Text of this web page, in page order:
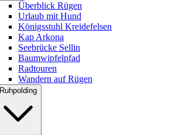
Überblick Rügen
Urlaub mit Hund
Königsstuhl Kreidefelsen
Kap Arkona
Seebrücke Sellin
Baumwipfelpfad
Radtouren
Wandern auf Rügen
Ruhpolding